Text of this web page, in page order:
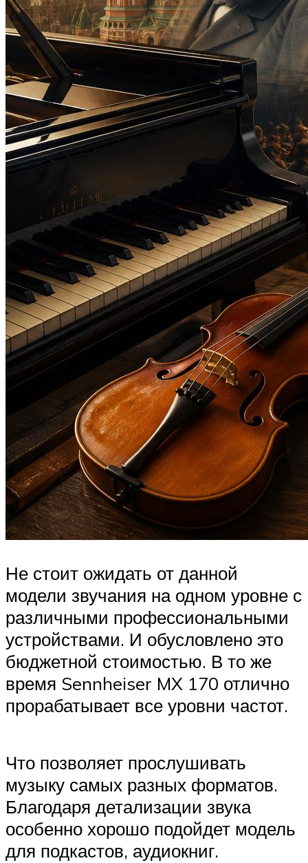
Не стоит ожидать от данной
модели звучания на одном уровне с
различными профессиональными
устройствами. И обусловлено это
бюджетной стоимостью. В то же
время Sennheiser MX 170 отлично
прорабатывает все уровни частот.
Что позволяет прослушивать
музыку самых разных форматов.
Благодаря детализации звука
особенно хорошо подойдет модель
для подкастов, аудиокниг.